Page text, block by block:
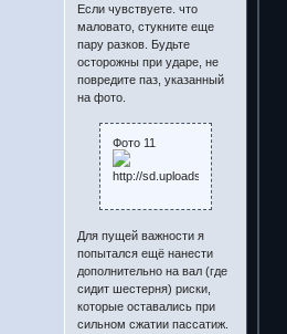
Если чувствуете. что
маловато, стукните еще
пару разков. Будьте
осторожны при ударе, не
повредите паз, указанный
на фото.
Фото 11
Для пущей важности я
попытался ещё нанести
дополнительно на вал (где
сидит шестерня) риски,
которые оставались при
сильном сжатии пассатиж.